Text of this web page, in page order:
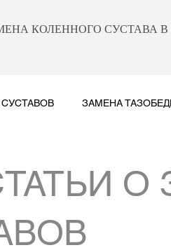
ЗАМЕНА
О
КОЛЕННОГО СУСТАВА В